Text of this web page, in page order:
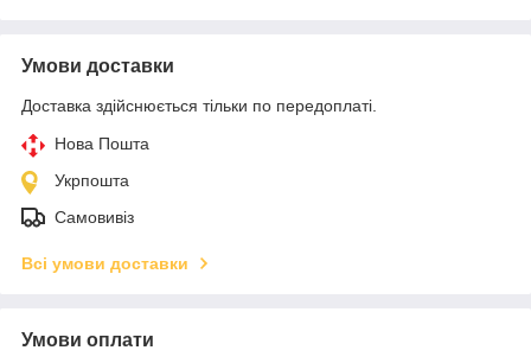
Умови доставки
Доставка здійснюється тільки по передоплаті.
Нова Пошта
Укрпошта
Самовивіз
Всі умови доставки
Умови оплати